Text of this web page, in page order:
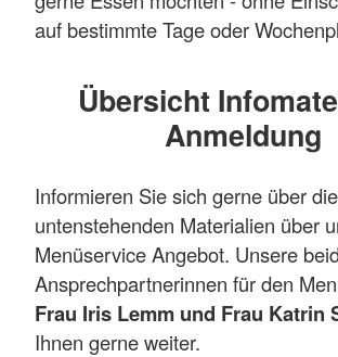
auf bestimmte Tage oder
Übersicht
Anmeldung
Informieren Sie sich gerne über die
untenstehenden Materialien über
Menüservice Angebot. Unsere
Ansprechpartnerinnen für den
Frau Iris Lemm und Frau Katrin
Ihnen gerne weiter.